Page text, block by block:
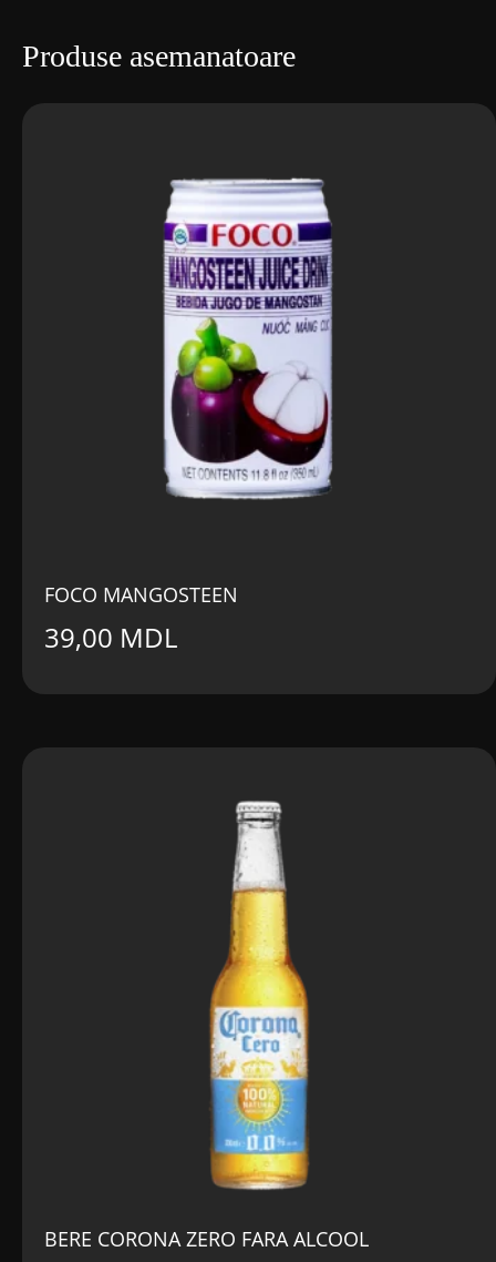
Produse asemanatoare
FOCO MANGOSTEEN
39,00 MDL
BERE CORONA ZERO FARA ALCOOL